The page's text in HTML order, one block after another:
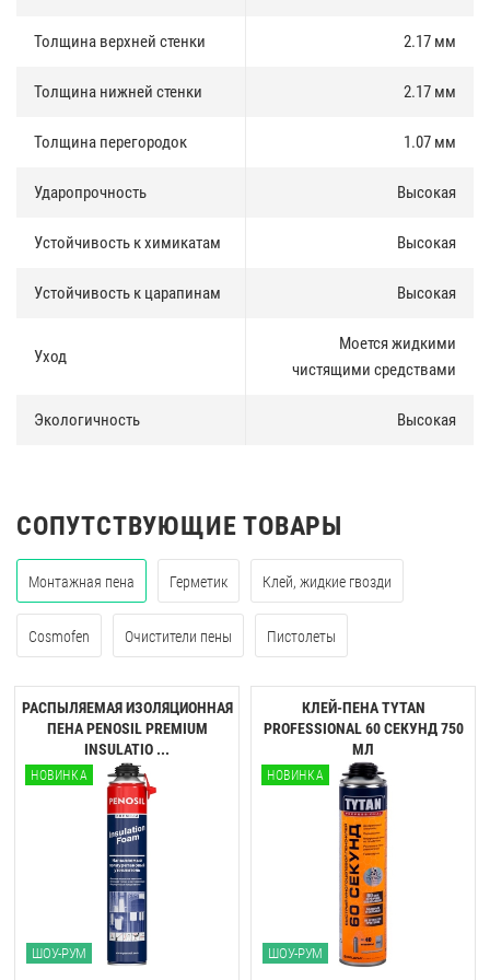
Экологичность
В основе пластиковой доски лежит первичное сырье, гранулы
Первоначальный вид подоконника сохраняется десятилетиями.
никоим образом не изменит ни цвет, ни рисунок подоконника.
Толщина верхней стенки 2.17 мм
Толщина нижней стенки 2.17 мм
Толщина перегородок 1.07 мм
Ударопрочность Высокая
Устойчивость к химикатам Высокая
Устойчивость к царапинам Высокая
Уход
Моется жидкими
чистящими средствами
Экологичность Высокая
СОПУТСТВУЮЩИЕ ТОВАРЫ
Монтажная пена Герметик Клей, жидкие гвозди
Cosmofen Очистители пены Пистолеты
РАСПЫЛЯЕМАЯ ИЗОЛЯЦИОННАЯ
ПЕНА PENOSIL PREMIUM
INSULATIO ...
НОВИНКА
ШОУ-РУМ
КЛЕЙ-ПЕНА TYTAN
PROFESSIONAL 60 CЕКУНД 750
МЛ
НОВИНКА
ШОУ-РУМ